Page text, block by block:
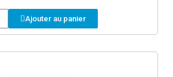
Ajouter au panier